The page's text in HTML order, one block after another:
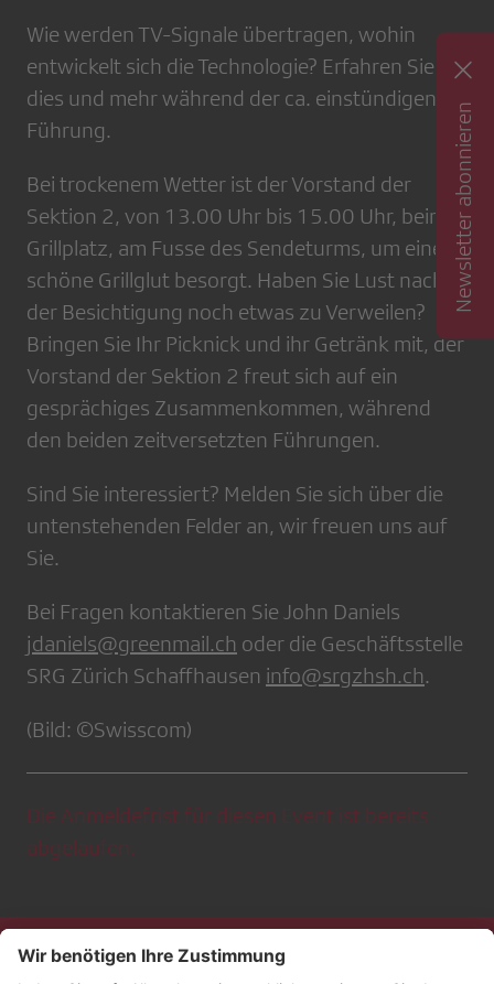
Wie werden TV-Signale übertragen, wohin
entwickelt sich die Technologie? Erfahren Sie
dies und mehr während der ca. einstündigen
Führung.
Bei trockenem Wetter ist der Vorstand der
Sektion 2, von 13.00 Uhr bis 15.00 Uhr, beim
Grillplatz, am Fusse des Sendeturms, um eine
schöne Grillglut besorgt. Haben Sie Lust nach
der Besichtigung noch etwas zu Verweilen?
Bringen Sie Ihr Picknick und ihr Getränk mit, der
Vorstand der Sektion 2 freut sich auf ein
gesprächiges Zusammenkommen, während
den beiden zeitversetzten Führungen.
Sind Sie interessiert? Melden Sie sich über die
untenstehenden Felder an, wir freuen uns auf
Sie.
Bei Fragen kontaktieren Sie John Daniels
jdaniels@greenmail.ch oder die Geschäftsstelle
SRG Zürich Schaffhausen info@srgzhsh.ch.
(Bild: ©Swisscom)
Die Anmeldefrist für diesen Event ist bereits
abgelaufen.
Newsletter abonnieren